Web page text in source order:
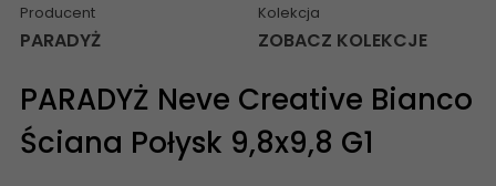
Producent
PARADYŻ
Kolekcja
ZOBACZ KOLEKCJE
PARADYŻ Neve Creative Bianco
Ściana Połysk 9,8x9,8 G1